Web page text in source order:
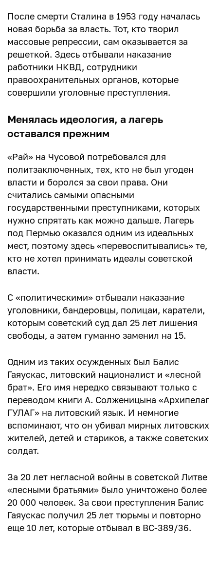
После смерти Сталина в 1953 году началась
новая борьба за власть. Тот, кто творил
массовые репрессии, сам оказывается за
решеткой. Здесь отбывали наказание
работники НКВД, сотрудники
правоохранительных органов, которые
совершили уголовные преступления.
Менялась идеология, а лагерь
оставался прежним
«Рай» на Чусовой потребовался для
политзаключенных, тех, кто не был угоден
власти и боролся за свои права. Они
считались самыми опасными
государственными преступниками, которых
нужно спрятать как можно дальше. Лагерь
под Пермью оказался одним из идеальных
мест, поэтому здесь «перевоспитывались» те,
кто не хотел принимать идеалы советской
власти.
С «политическими» отбывали наказание
уголовники, бандеровцы, полицаи, каратели,
которым советский суд дал 25 лет лишения
свободы, а затем гуманно заменил на 15.
Одним из таких осужденных был Балис
Гаяускас, литовский националист и «лесной
брат». Его имя нередко связывают только с
переводом книги А. Солженицына «Архипелаг
ГУЛАГ» на литовский язык. И немногие
вспоминают, что он убивал мирных литовских
жителей, детей и стариков, а также советских
солдат.
За 20 лет негласной войны в советской Литве
«лесными братьями» было уничтожено более
20 000 человек. За свои преступления Балис
Гаяускас получил 25 лет тюрьмы и повторно
еще 10 лет, которые отбывал в ВС-389/36.